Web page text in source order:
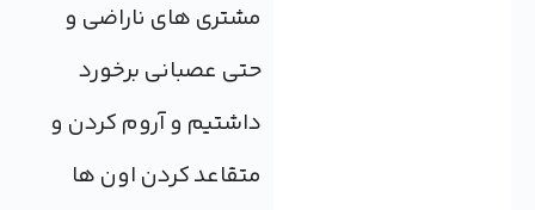
مشتری های ناراضی و
حتی عصبانی برخورد
داشتیم و آروم کردن و
متقاعد کردن اون ها